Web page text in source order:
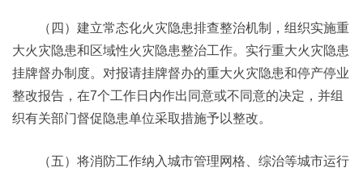
（四）建立常态化火灾隐患排查整治机制，组织实施重
大火灾隐患和区域性火灾隐患整治工作。实行重大火灾隐患
挂牌督办制度。对报请挂牌督办的重大火灾隐患和停产停业
整改报告，在7个工作日内作出同意或不同意的决定，并组
织有关部门督促隐患单位采取措施予以整改。
（五）将消防工作纳入城市管理网格、综治等城市运行